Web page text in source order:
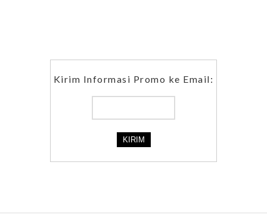
Kirim Informasi Promo ke Email: